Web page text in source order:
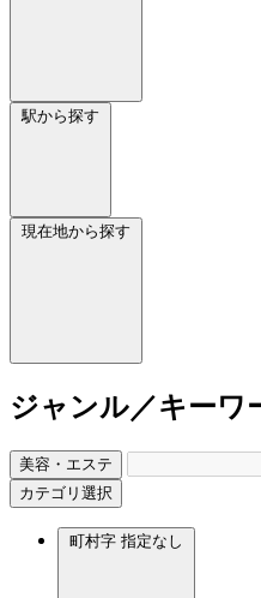
駅から探す
現在地から探す
ジャンル／キーワ
美容・エステ
カテゴリ選択
町村字 指定なし